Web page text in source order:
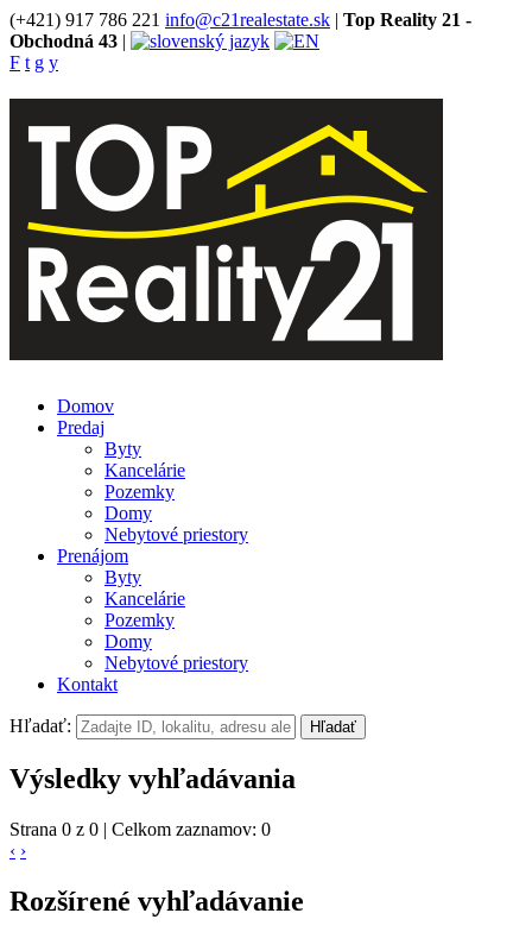
(+421) 917 786 221 info@c21realestate.sk | Top Reality 21 -
Obchodná 43 |
F t g y
Domov
Predaj
Byty
Kancelárie
Pozemky
Domy
Nebytové priestory
Prenájom
Byty
Kancelárie
Pozemky
Domy
Nebytové priestory
Kontakt
Hľadať:
Výsledky vyhľadávania
Strana 0 z 0 | Celkom zaznamov: 0
‹ ›
Rozšírené vyhľadávanie